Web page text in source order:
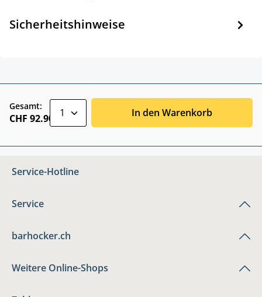
Sicherheitshinweise
Gesamt:
CHF 92.90 In den Warenkorb
Service-Hotline
Service
barhocker.ch
Weitere Online-Shops